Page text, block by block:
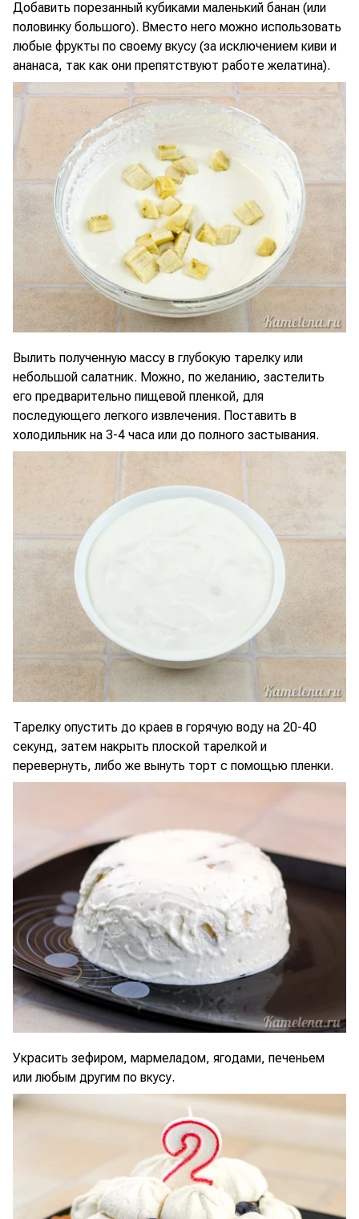
Добавить порезанный кубиками маленький банан (или
половинку большого). Вместо него можно использовать
любые фрукты по своему вкусу (за исключением киви и
ананаса, так как они препятствуют работе желатина).
Вылить полученную массу в глубокую тарелку или
небольшой салатник. Можно, по желанию, застелить
его предварительно пищевой пленкой, для
последующего легкого извлечения. Поставить в
холодильник на 3-4 часа или до полного застывания.
Тарелку опустить до краев в горячую воду на 20-40
секунд, затем накрыть плоской тарелкой и
перевернуть, либо же вынуть торт с помощью пленки.
Украсить зефиром, мармеладом, ягодами, печеньем
или любым другим по вкусу.